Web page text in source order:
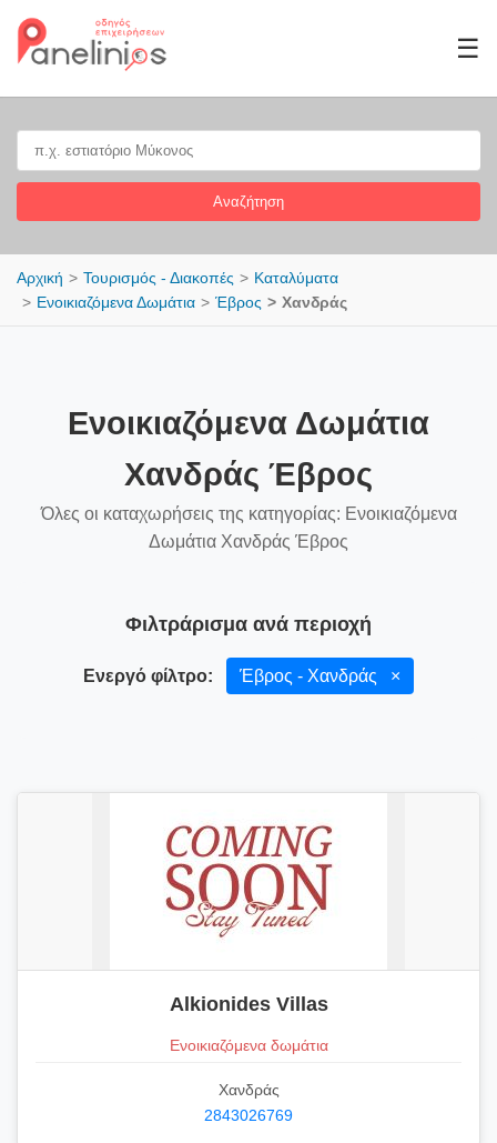
☰
Αναζήτηση
Αρχική Τουρισμός - Διακοπές
Καταλύματα
Ενοικιαζόμενα Δωμάτια
Έβρος Χανδράς
Ενοικιαζόμενα Δωμάτια
Χανδράς Έβρος
Όλες οι καταχωρήσεις της κατηγορίας: Ενοικιαζόμενα
Δωμάτια Χανδράς Έβρος
Φιλτράρισμα ανά περιοχή
Ενεργό φίλτρο: Έβρος - Χανδράς ×
Alkionides Villas
Ενοικιαζόμενα δωμάτια
Χανδράς
2843026769